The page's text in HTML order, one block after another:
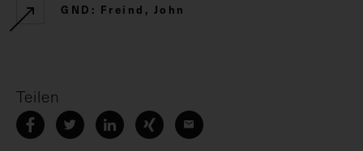
GND: Freind, John
Teilen